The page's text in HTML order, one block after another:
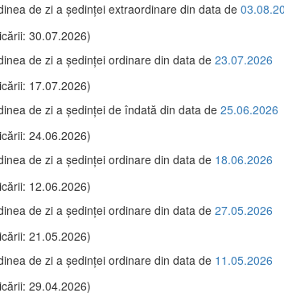
de zi a şedinţei extraordinare din data de
30.07.2026)
de zi a şedinţei ordinare din data de 23.07.2026
17.07.2026)
de zi a şedinţei de îndată din data de 25.06.2026
24.06.2026)
de zi a şedinţei ordinare din data de 18.06.2026
12.06.2026)
de zi a şedinţei ordinare din data de 27.05.2026
21.05.2026)
de zi a şedinţei ordinare din data de 11.05.2026
29.04.2026)